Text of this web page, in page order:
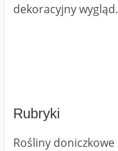
dekoracyjny wygląd.
Rubryki
Rośliny doniczkowe